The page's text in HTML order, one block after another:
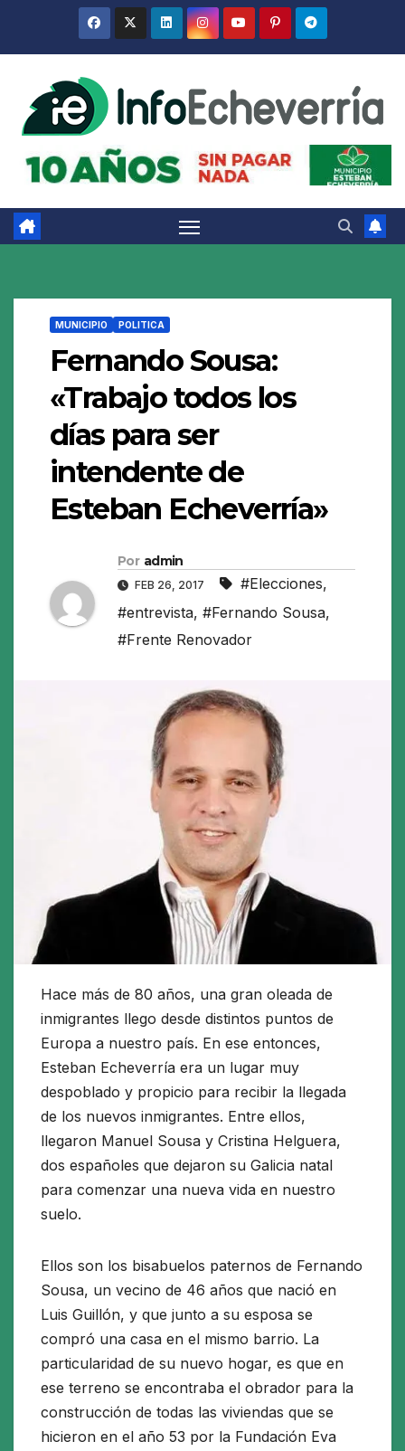
MUNICIPIO POLITICA
Fernando Sousa:
«Trabajo todos los
días para ser
intendente de
Esteban Echeverría»
Por admin
FEB 26, 2017 #Elecciones,
#entrevista, #Fernando Sousa,
#Frente Renovador
Hace más de 80 años, una gran oleada de
inmigrantes llego desde distintos puntos de
Europa a nuestro país. En ese entonces,
Esteban Echeverría era un lugar muy
despoblado y propicio para recibir la llegada
de los nuevos inmigrantes. Entre ellos,
llegaron Manuel Sousa y Cristina Helguera,
dos españoles que dejaron su Galicia natal
para comenzar una nueva vida en nuestro
suelo.
Ellos son los bisabuelos paternos de Fernando
Sousa, un vecino de 46 años que nació en
Luis Guillón, y que junto a su esposa se
compró una casa en el mismo barrio. La
particularidad de su nuevo hogar, es que en
ese terreno se encontraba el obrador para la
construcción de todas las viviendas que se
hicieron en el año 53 por la Fundación Eva